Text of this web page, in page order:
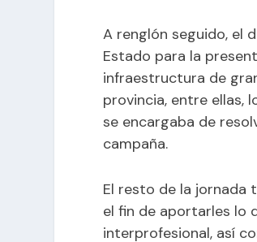
A renglón seguido, el
Estado para la
infraestructura de
provincia, entre ellas,
se encargaba de
campaña.
El resto de la jornada
el fin de aportarles lo
interprofesional, así